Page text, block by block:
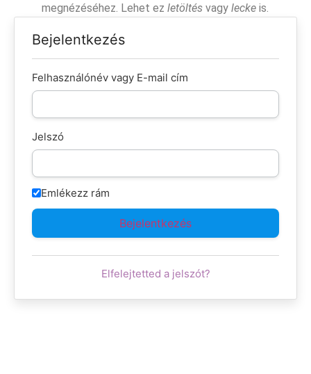
megnézéséhez. Lehet ez letöltés vagy lecke is.
Bejelentkezés
Felhasználónév vagy E-mail cím
Jelszó
Emlékezz rám
Elfelejtetted a jelszót?